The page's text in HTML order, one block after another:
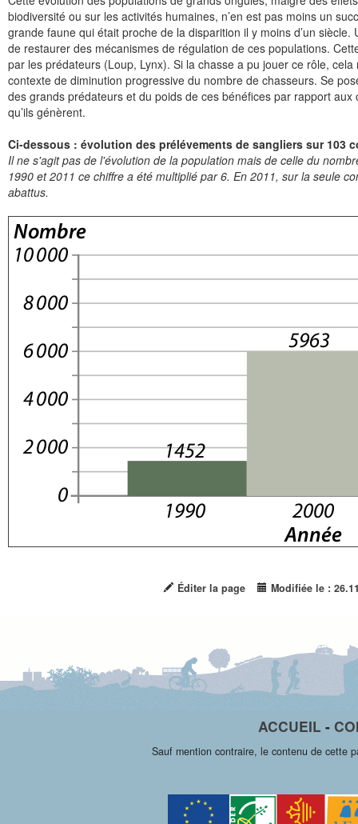
biodiversité ou sur les activités humaines, n’en est pas moins un
grande faune qui était proche de la disparition il y moins d’un
de restaurer des mécanismes de régulation de ces populations.
par les prédateurs (Loup, Lynx). Si la chasse a pu jouer ce rôle,
contexte de diminution progressive du nombre de chasseurs. Se
des grands prédateurs et du poids de ces bénéfices par rapport aux
qu’ils génèrent.
Ci-dessous : évolution des prélévements de sangliers sur 103
Il ne s'agit pas de l'évolution de la population mais de celle du
1990 et 2011 ce chiffre a été multiplié par 6. En 2011, sur la seule
abattus.
Éditer la page Modifiée le :
ACCUEIL -
Sauf mention contraire, le contenu de cette